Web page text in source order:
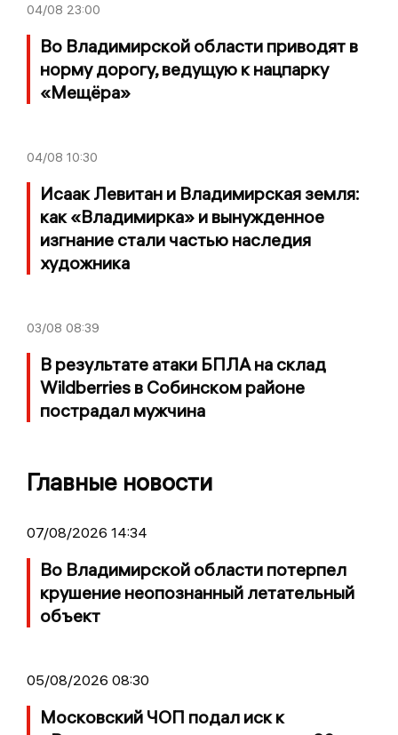
04/08 23:00
Во Владимирской области приводят в
норму дорогу, ведущую к нацпарку
«Мещёра»
04/08 10:30
Исаак Левитан и Владимирская земля:
как «Владимирка» и вынужденное
изгнание стали частью наследия
художника
03/08 08:39
В результате атаки БПЛА на склад
Wildberries в Собинском районе
пострадал мужчина
Главные новости
07/08/2026 14:34
Во Владимирской области потерпел
крушение неопознанный летательный
объект
05/08/2026 08:30
Московский ЧОП подал иск к